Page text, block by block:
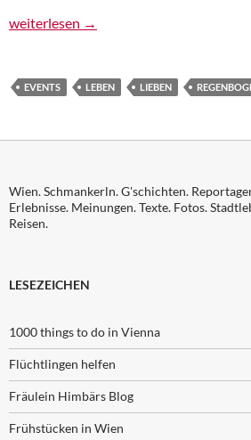
Vienna Pride / Regenbogenparade 2016
weiterlesen →
EVENTS LEBEN LIEBEN
Wien. Schmankerln. G'schichten.
Erlebnisse. Meinungen. Texte. Fotos.
Reisen.
LESEZEICHEN
1000 things to do in Vienna
Flüchtlingen helfen
Fräulein Himbärs Blog
Frühstücken in Wien